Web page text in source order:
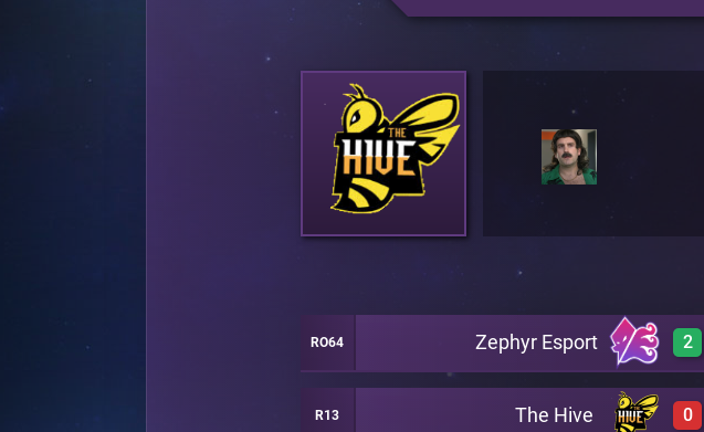
RO64 Zephyr Esport 2
3
R13 The Hive 0